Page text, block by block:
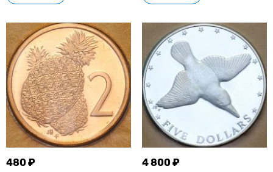
480 ₽ 4 800 ₽